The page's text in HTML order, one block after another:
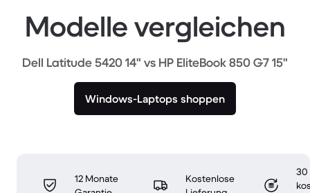
Modelle vergleichen
Dell Latitude 5420 14" vs HP EliteBook 850 G7 15"
Windows-Laptops shoppen
12 Monate
Kostenlose
30